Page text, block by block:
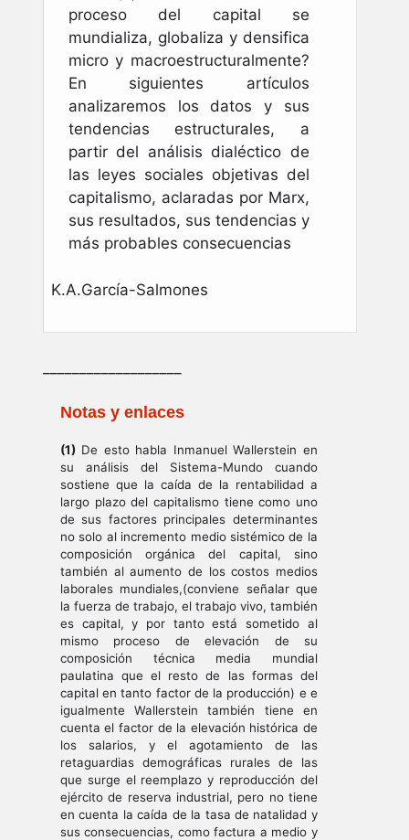
proceso del capital se
mundializa, globaliza y densifica
micro y macroestructuralmente?
En siguientes artículos
analizaremos los datos y sus
tendencias estructurales, a
partir del análisis dialéctico de
las leyes sociales objetivas del
capitalismo, aclaradas por Marx,
sus resultados, sus tendencias y
más probables consecuencias
K.A.García-Salmones
Notas y enlaces
(1)De esto habla Inmanuel Wallerstein en
su análisis del Sistema-Mundo cuando
sostiene que la caída de la rentabilidad a
largo plazo del capitalismo tiene como uno
de sus factores principales determinantes
no solo al incremento medio sistémico de la
composición orgánica del capital, sino
también al aumento de los costos medios
laborales mundiales,(conviene señalar que
la fuerza de trabajo, el trabajo vivo, también
es capital, y por tanto está sometido al
mismo proceso de elevación de su
composición técnica media mundial
paulatina que el resto de las formas del
capital en tanto factor de la producción) e e
igualmente Wallerstein también tiene en
cuenta el factor de la elevación histórica de
los salarios, y el agotamiento de las
retaguardias demográficas rurales de las
que surge el reemplazo y reproducción del
ejército de reserva industrial, pero no tiene
en cuenta la caída de la tasa de natalidad y
sus consecuencias, como factura a medio y